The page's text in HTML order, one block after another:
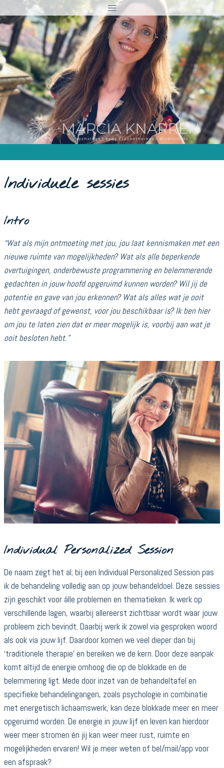
Doorgaan
naar
inhoud
Individuele sessies
Intro
“Wat als mijn ontmoeting met jou, jou laat kennismaken met een
nieuwe ruimte van mogelijkheden? Wat als alle beperkende
overtuigingen, onderbewuste programmering en belemmerende
gedachten in jouw hoofd opgeruimd kunnen worden? Wil jij de
potentie en gave van jou erkennen? Wat als alles wat je ooit
hebt gevraagd of gewenst, voor jou beschikbaar is? Ik ben hier
om jou te laten zien dat er meer mogelijk is, voorbij aan wat je
ooit besloten hebt.”
Individual Personalized Session
De naam zegt het al; bij een Individual Personalized Session pas
ik de behandeling volledig aan op jouw behandeldoel. Deze sessies
zijn geschikt voor álle problemen en thematieken. Ik werk op
verschillende lagen, waarbij allereerst zichtbaar wordt waar jouw
probleem zich bevindt. Daarbij werk ik zowel via gesproken woord
als ook via jouw lijf. Daardoor komen we veel dieper dan bij
‘traditionele therapie’ en bereiken we de kern. Door deze aanpak
komt altijd de energie omhoog die op de blokkade en de
belemmering ligt. Mede door inzet van de behandeltafel en
specifieke behandelingangen, zoals psychologie in combinatie
met energetisch lichaamswerk, kan deze blokkade meer en meer
opgeruimd worden. De energie in jouw lijf en leven kan hierdoor
weer meer stromen én jij kan weer meer rust, ruimte en
mogelijkheden ervaren! Wil je meer weten of bel/mail/app voor
een afspraak?